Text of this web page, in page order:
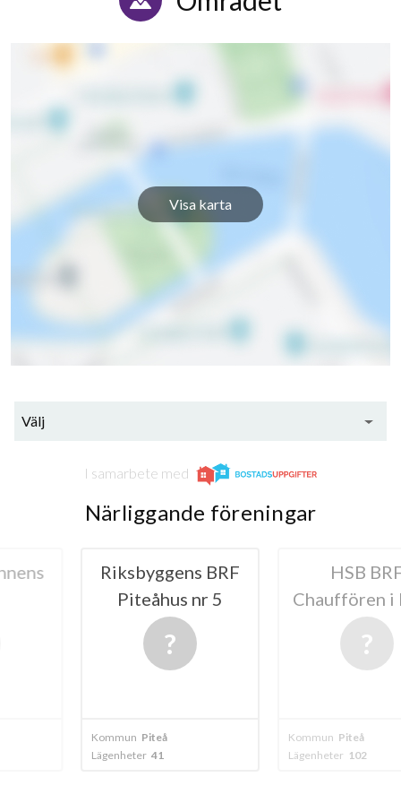
Visa karta
Välj
I samarbete med
Närliggande föreningar
BRF
HSB BRF
Chauffören i Piteå
Kommun
Lägenheter
BRF
Kommun
Lägenheter